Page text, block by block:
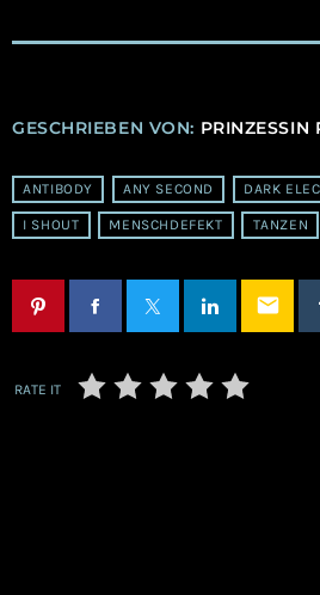
GESCHRIEBEN VON: PRINZESSIN
ANTIBODY ANY SECOND DARK
I SHOUT MENSCHDEFEKT TANZEN
email
RATE IT